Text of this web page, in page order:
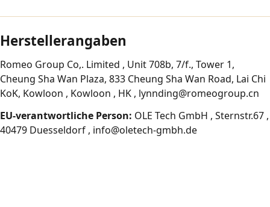
Herstellerangaben
Romeo Group Co,. Limited , Unit 708b, 7/f., Tower 1,
Cheung Sha Wan Plaza, 833 Cheung Sha Wan Road, Lai Chi
KoK, Kowloon , Kowloon , HK , lynnding@romeogroup.cn
EU-verantwortliche Person: OLE Tech GmbH , Sternstr.67 ,
40479 Duesseldorf , info@oletech-gmbh.de